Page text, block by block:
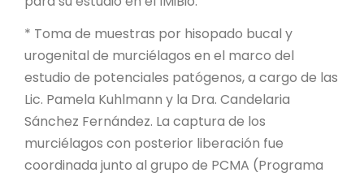
* Toma de muestras por hisopado bucal y
urogenital de murciélagos en el marco del
estudio de potenciales patógenos, a cargo de las
Lic. Pamela Kuhlmann y la Dra. Candelaria
Sánchez Fernández. La captura de los
murciélagos con posterior liberación fue
coordinada junto al grupo de PCMA (Programa